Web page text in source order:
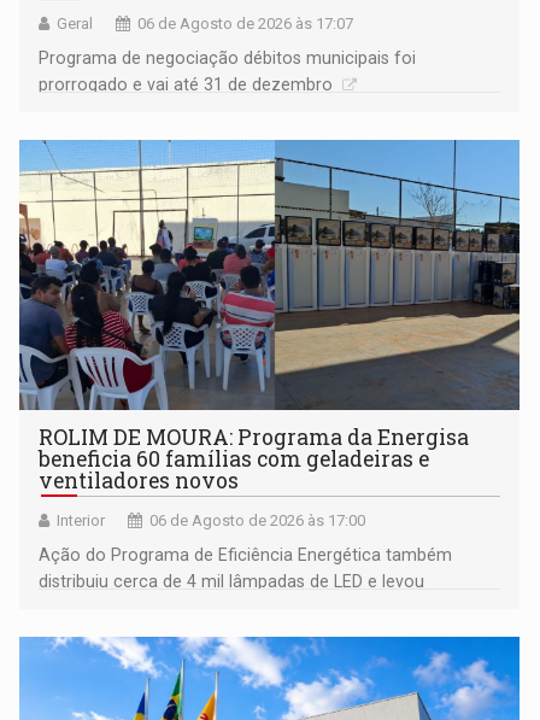
Geral 06 de Agosto de 2026 às 17:07
Programa de negociação débitos municipais foi
prorrogado e vai até 31 de dezembro
ROLIM DE MOURA: Programa da Energisa
beneficia 60 famílias com geladeiras e
ventiladores novos
Interior 06 de Agosto de 2026 às 17:00
Ação do Programa de Eficiência Energética também
distribuiu cerca de 4 mil lâmpadas de LED e levou
comunidade